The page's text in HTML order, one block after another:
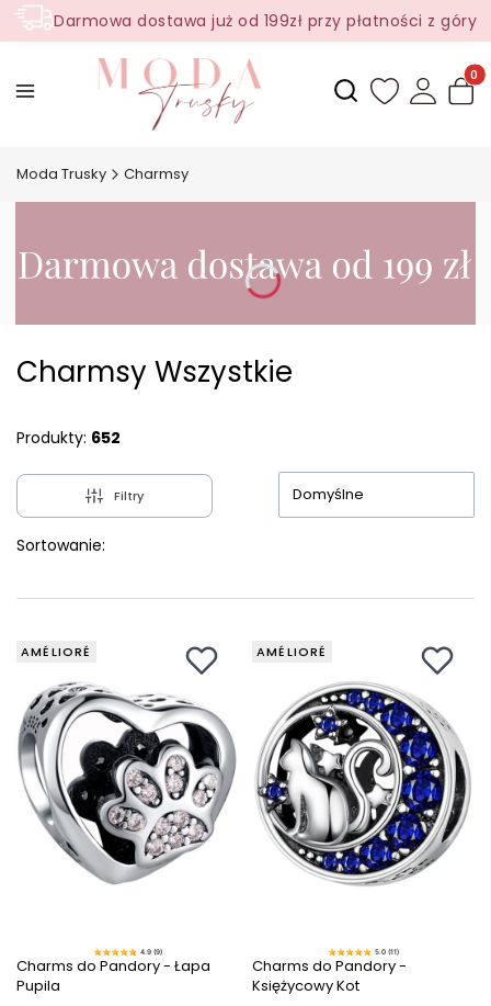
Darmowa dostawa już od 199zł przy płatności z góry
Otwórz
Moda Trusky Charmsy
Charmsy Wszystkie
Produkty: 652
Filtry
Sortowanie:
Domyślne
AMÉLIORÉ
4.9 (9)
Charms do Pandory - Łapa
Pupila
AMÉLIORÉ
5.0 (11)
Charms do Pandory -
Księżycowy Kot